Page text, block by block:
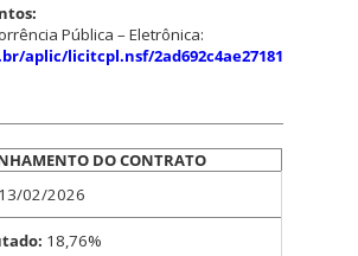
Pública – Eletrônica:
aplic/licitcpl.nsf/
DO CONTRATO
13/02/2026
18,76%